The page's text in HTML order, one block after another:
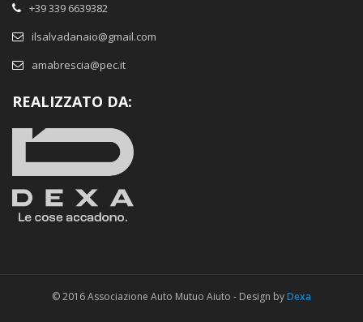
+39 339 6639382
ilsalvadanaio@gmail.com
amabrescia@pec.it
REALIZZATO DA:
© 2016 Associazione Auto Mutuo Aiuto - Design byDexa